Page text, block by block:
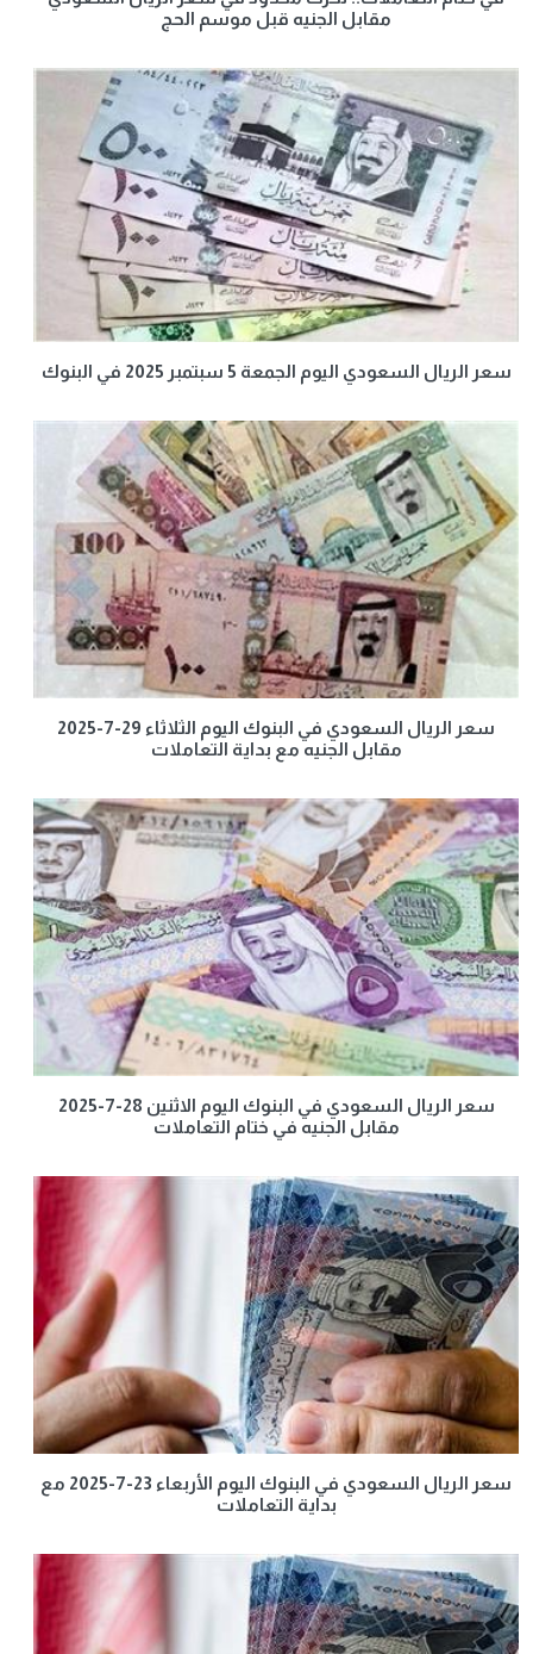
مقابل الجنيه قبل موسم الحج
سعر الريال السعودي اليوم الجمعة 5 سبتمبر 2025 في البنوك
سعر الريال السعودي في البنوك اليوم الثلاثاء 29-7-2025
مقابل الجنيه مع بداية التعاملات
سعر الريال السعودي في البنوك اليوم الاثنين 28-7-2025
مقابل الجنيه في ختام التعاملات
سعر الريال السعودي في البنوك اليوم الأربعاء 23-7-2025 مع
بداية التعاملات